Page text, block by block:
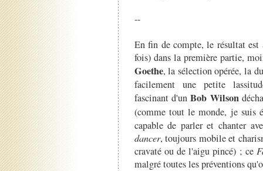
--
En fin de compte, le résultat
fois) dans la première partie,
Goethe, la sélection opérée, la
facilement une petite
fascinant d'unBob Wilson
(comme tout le monde, je suis
capable de parler et chanter
dancer, toujours mobile et
cravaté ou de l'aigu pincé) ; ce
malgré toutes les préventions